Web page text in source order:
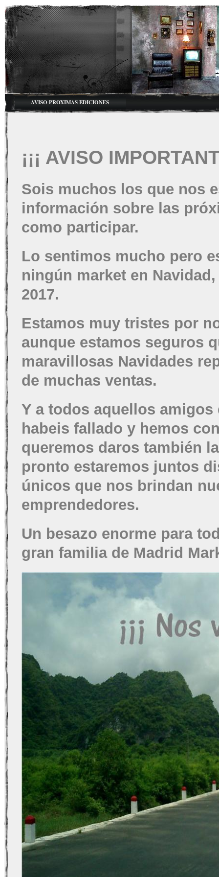
AVISO PROXIMAS EDICIONES
¡¡¡ AVISO
Sois muchos los que nos
información sobre las
como participar.
Lo sentimos mucho pero
ningún market en
2017.
Estamos muy tristes por
aunque estamos seguros
maravillosas Navidades
de muchas ventas.
Y a todos aquellos
habeis fallado y hemos
queremos daros también
pronto estaremos juntos
únicos que nos brindan
emprendedores.
Un besazo enorme para
gran familia de Madrid